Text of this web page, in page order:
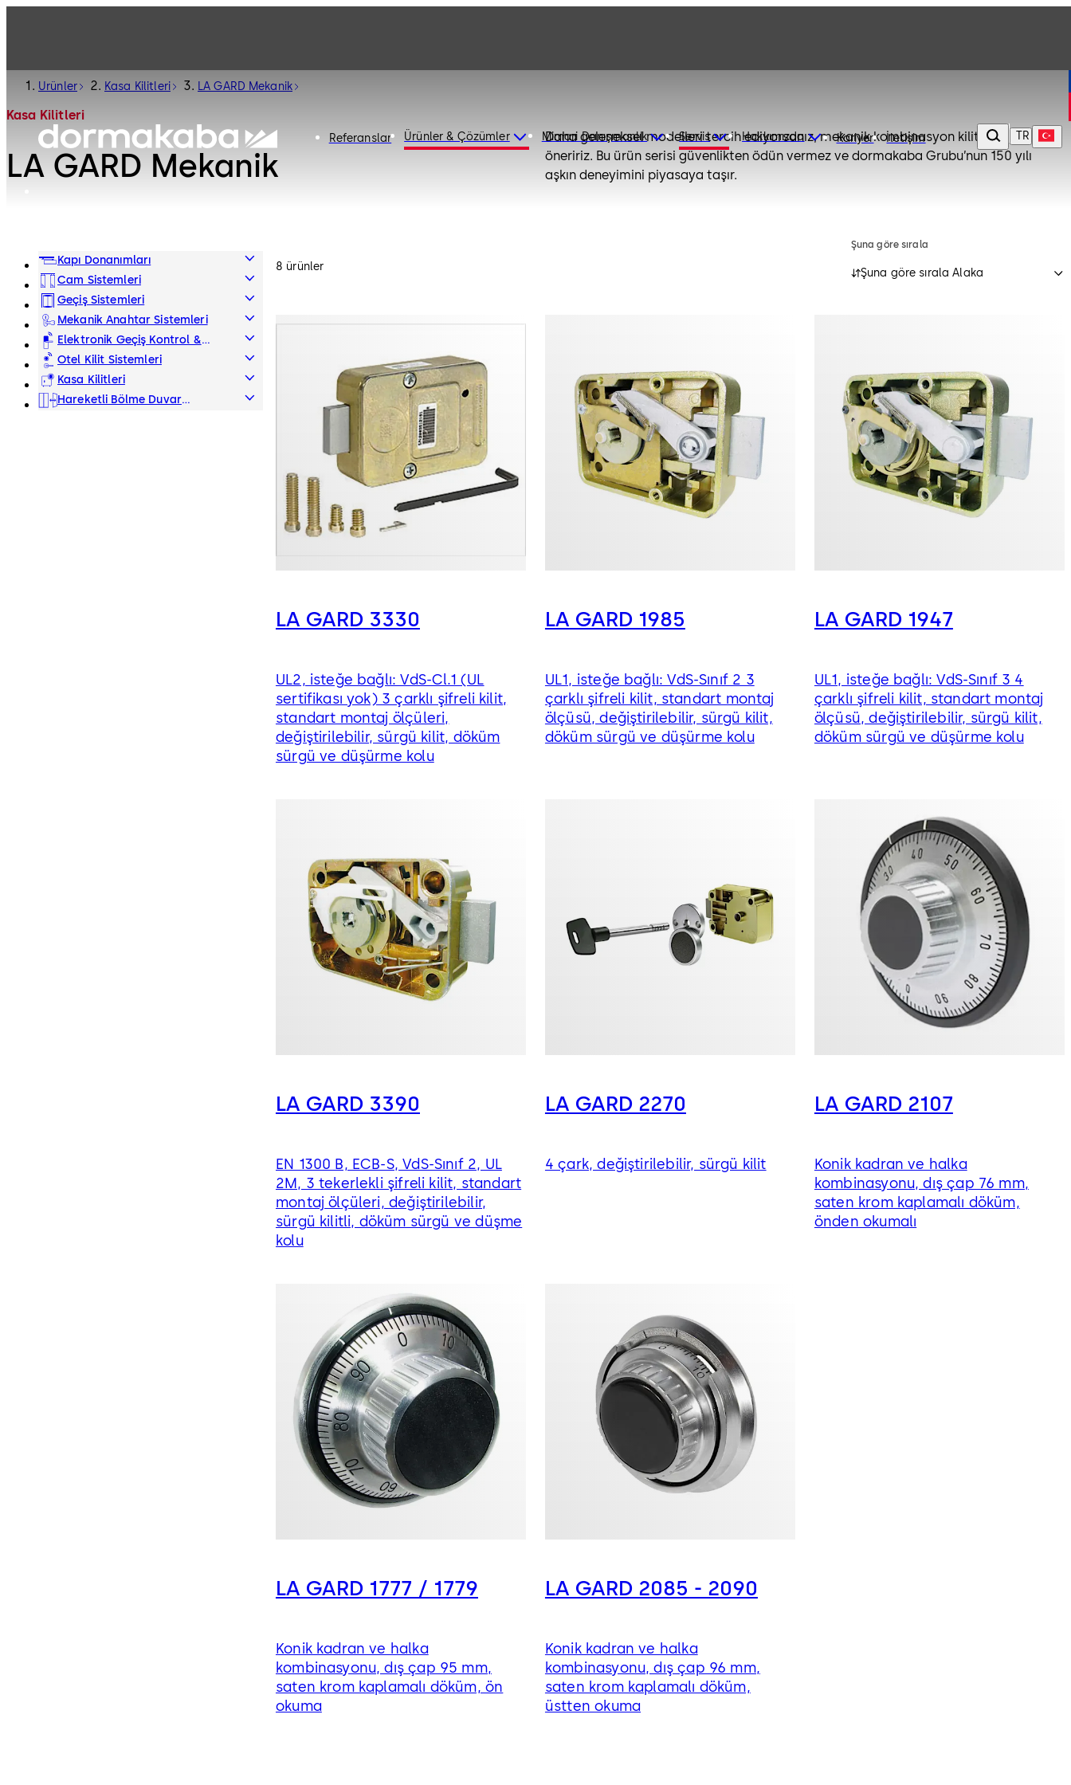
Referanslar Ürünler & Çözümler Mimari Danışmanlık Servis Hakkımızda Kariyer İletişim TR
Ürünler Kasa Kilitleri LA GARD Mekanik
Kasa Kilitleri
LA GARD Mekanik
Daha geleneksel modelleri tercih ediyorsanız, mekanik kombinasyon kilitlerimizi
öneririz. Bu ürün serisi güvenlikten ödün vermez ve dormakaba Grubu’nun 150 yılı
aşkın deneyimini piyasaya taşır.
Kapı Donanımları
Cam Sistemleri
Geçiş Sistemleri
Mekanik Anahtar Sistemleri
Elektronik Geçiş Kontrol &
Veri
Otel Kilit Sistemleri
Kasa Kilitleri
Hareketli Bölme Duvar
Şuna göre sırala
Şuna göre sırala Alaka
8 ürünler
LA GARD 3330
UL2, isteğe bağlı: VdS-Cl.1 (UL
sertifikası yok) 3 çarklı şifreli kilit,
standart montaj ölçüleri,
değiştirilebilir, sürgü kilit, döküm
sürgü ve düşürme kolu
LA GARD 1985
UL1, isteğe bağlı: VdS-Sınıf 2 3
çarklı şifreli kilit, standart montaj
ölçüsü, değiştirilebilir, sürgü kilit,
döküm sürgü ve düşürme kolu
LA GARD 1947
UL1, isteğe bağlı: VdS-Sınıf 3 4
çarklı şifreli kilit, standart montaj
ölçüsü, değiştirilebilir, sürgü kilit,
döküm sürgü ve düşürme kolu
LA GARD 3390
EN 1300 B, ECB-S, VdS-Sınıf 2, UL
2M, 3 tekerlekli şifreli kilit, standart
montaj ölçüleri, değiştirilebilir,
sürgü kilitli, döküm sürgü ve düşme
kolu
LA GARD 2270
4 çark, değiştirilebilir, sürgü kilit
LA GARD 2107
Konik kadran ve halka
kombinasyonu, dış çap 76 mm,
saten krom kaplamalı döküm,
önden okumalı
LA GARD 1777 / 1779
Konik kadran ve halka
kombinasyonu, dış çap 95 mm,
saten krom kaplamalı döküm, ön
okuma
LA GARD 2085 - 2090
Konik kadran ve halka
kombinasyonu, dış çap 96 mm,
saten krom kaplamalı döküm,
üstten okuma